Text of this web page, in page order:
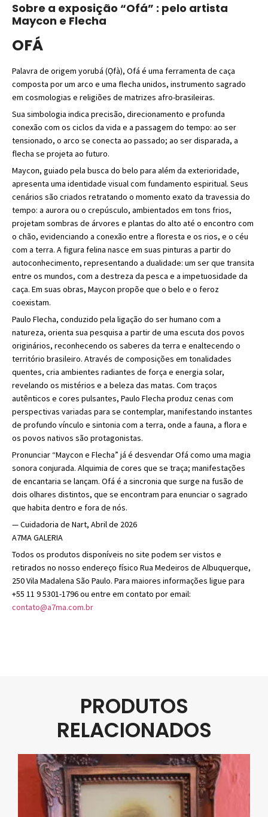
Sobre a exposição “Ofá” : pelo artista
Maycon e Flecha
OFÁ
Palavra de origem yorubá (Ọfà), Ofá é uma ferramenta de caça
composta por um arco e uma flecha unidos, instrumento sagrado
em cosmologias e religiões de matrizes afro-brasileiras.
Sua simbologia indica precisão, direcionamento e profunda
conexão com os ciclos da vida e a passagem do tempo: ao ser
tensionado, o arco se conecta ao passado; ao ser disparada, a
flecha se projeta ao futuro.
Maycon, guiado pela busca do belo para além da exterioridade,
apresenta uma identidade visual com fundamento espiritual. Seus
cenários são criados retratando o momento exato da travessia do
tempo: a aurora ou o crepúsculo, ambientados em tons frios,
projetam sombras de árvores e plantas do alto até o encontro com
o chão, evidenciando a conexão entre a floresta e os rios, e o céu
com a terra. A figura felina nasce em suas pinturas a partir do
autoconhecimento, representando a dualidade: um ser que transita
entre os mundos, com a destreza da pesca e a impetuosidade da
caça. Em suas obras, Maycon propõe que o belo e o feroz
coexistam.
Paulo Flecha, conduzido pela ligação do ser humano com a
natureza, orienta sua pesquisa a partir de uma escuta dos povos
originários, reconhecendo os saberes da terra e enaltecendo o
território brasileiro. Através de composições em tonalidades
quentes, cria ambientes radiantes de força e energia solar,
revelando os mistérios e a beleza das matas. Com traços
autênticos e cores pulsantes, Paulo Flecha produz cenas com
perspectivas variadas para se contemplar, manifestando instantes
de profundo vínculo e sintonia com a terra, onde a fauna, a flora e
os povos nativos são protagonistas.
Pronunciar “Maycon e Flecha” já é desvendar Ofá como uma magia
sonora conjurada. Alquimia de cores que se traça; manifestações
de encantaria se lançam. Ofá é a sincronia que surge na fusão de
dois olhares distintos, que se encontram para enunciar o sagrado
que habita dentro e fora de nós.
— Cuidadoria de Nart, Abril de 2026
A7MA GALERIA
Todos os produtos disponíveis no site podem ser vistos e
retirados no nosso endereço físico Rua Medeiros de Albuquerque,
250 Vila Madalena São Paulo. Para maiores informações ligue para
+55 11 9 5301-1796 ou entre em contato por email:
contato@a7ma.com.br
PRODUTOS
RELACIONADOS